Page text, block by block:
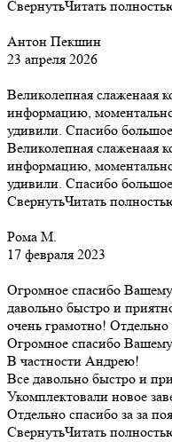
СвернутьЧитать
Антон Пекшин
23 апреля 2026
Великолепная
информацию,
удивили. Спасибо
Великолепная
информацию,
удивили. Спасибо
СвернутьЧитать
Рома М.
17 февраля 2023
Огромное спасибо
давольно быстро и
очень грамотно! Отдельно
Огромное спасибо
В частности Андрею!
Все давольно быстро и
Укомплектовали новое
Отдельно спасибо за за
СвернутьЧитать